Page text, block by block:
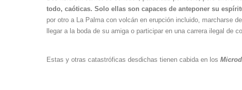
todo, caóticas. Solo ellas son capaces de anteponer su
por otro a La Palma con volcán en erupción incluido, marcharse
llegar a la boda de su amiga o participar en una carrera ilegal de
Estas y otras catastróficas desdichas tienen cabida en los